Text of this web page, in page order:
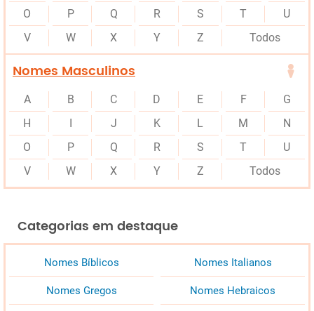
O
P Q R S T
U
V
W X Y Z Todos
Nomes Masculinos
A B C D E F
G
H
J K L M
N
O
P Q R S T
U
V
W X Y Z Todos
Categorias em destaque
Nomes Bíblicos Nomes Italianos
Nomes Gregos Nomes Hebraicos